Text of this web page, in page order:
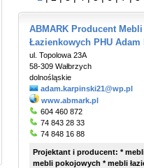
ABMARK Producent
Łazienkowych PHU
ul. Topolowa 23A
58-309 Wałbrzych
dolnośląskie
adam.karpinski21@wp.pl
www.abmark.pl
604 460 872
74 843 28 33
74 848 16 88
Projektant i producent: *
mebli pokojowych * mebli